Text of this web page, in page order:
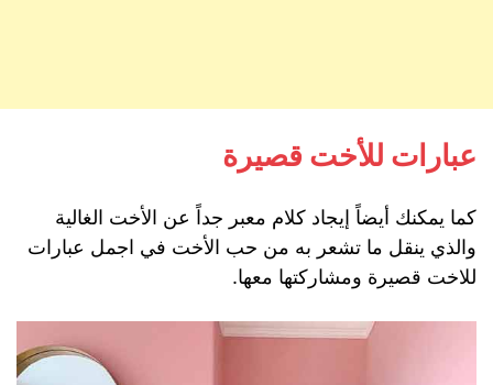
عبارات للأخت قصيرة
كما يمكنك أيضاً إيجاد كلام معبر جداً عن الأخت الغالية
والذي ينقل ما تشعر به من حب الأخت في اجمل عبارات
للاخت قصيرة ومشاركتها معها.